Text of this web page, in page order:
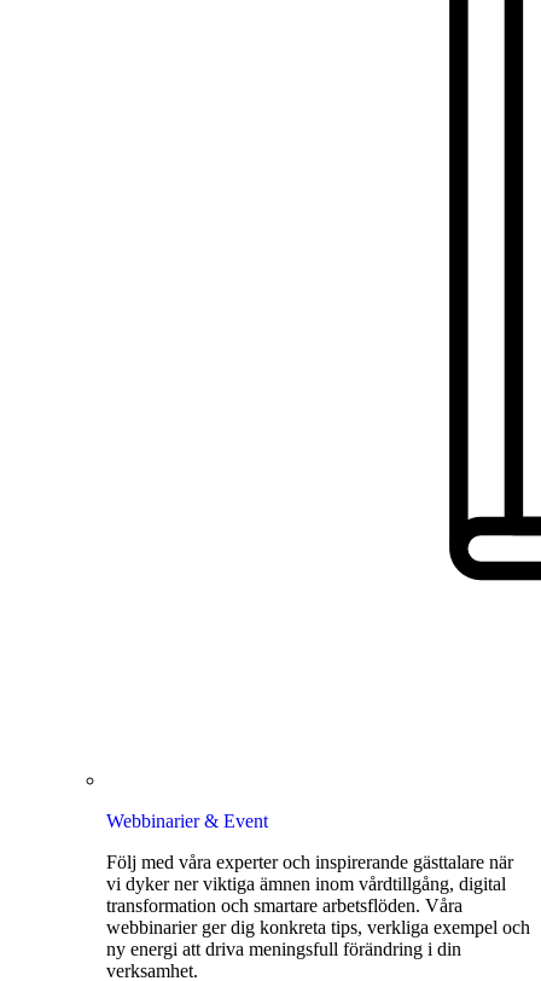
Webbinarier & Event
Följ med våra experter och inspirerande gästtalare när
vi dyker ner viktiga ämnen inom vårdtillgång, digital
transformation och smartare arbetsflöden. Våra
webbinarier ger dig konkreta tips, verkliga exempel och
ny energi att driva meningsfull förändring i din
verksamhet.